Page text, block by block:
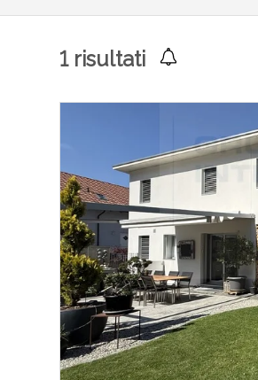
1risultati